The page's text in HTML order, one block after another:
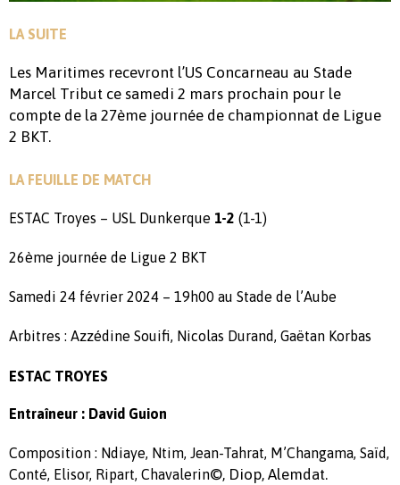
LA SUITE
Les Maritimes recevront l’US Concarneau au Stade
Marcel Tribut ce samedi 2 mars prochain pour le
compte de la 27ème journée de championnat de Ligue
2 BKT.
LA FEUILLE DE MATCH
ESTAC Troyes – USL Dunkerque 1-2 (1-1)
26ème journée de Ligue 2 BKT
Samedi 24 février 2024 – 19h00 au Stade de l’Aube
Arbitres : Azzédine Souifi, Nicolas Durand, Gaëtan Korbas
ESTAC TROYES
Entraîneur : David Guion
Composition : Ndiaye, Ntim, Jean-Tahrat, M’Changama, Saïd,
Conté, Elisor, Ripart, Chavalerin©, Diop, Alemdat.